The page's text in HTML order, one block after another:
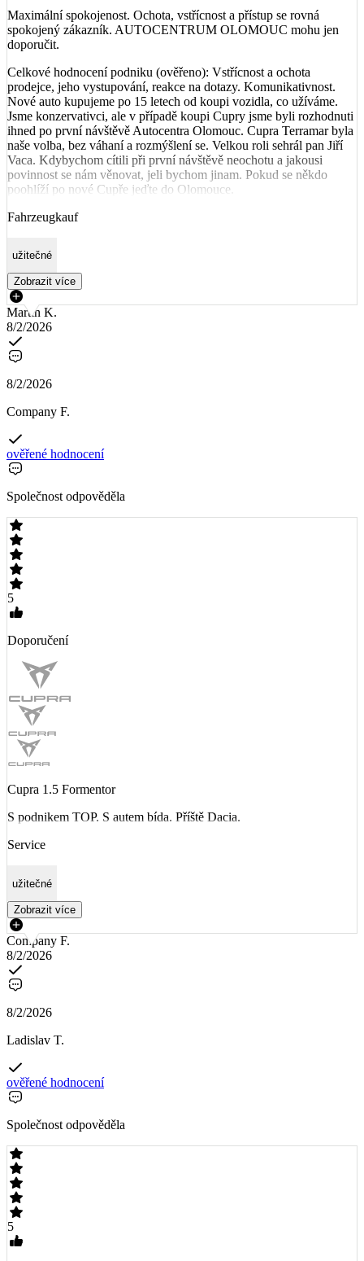
Maximální spokojenost. Ochota, vstřícnost a přístup se rovná
spokojený zákazník. AUTOCENTRUM OLOMOUC mohu jen
doporučit.
Celkové hodnocení podniku (ověřeno): Vstřícnost a ochota
prodejce, jeho vystupování, reakce na dotazy. Komunikativnost.
Nové auto kupujeme po 15 letech od koupi vozidla, co užíváme.
Jsme konzervativci, ale v případě koupi Cupry jsme byli rozhodnuti
ihned po první návštěvě Autocentra Olomouc. Cupra Terramar byla
naše volba, bez váhaní a rozmýšlení se. Velkou roli sehrál pan Jiří
Vaca. Kdybychom cítili při první návštěvě neochotu a jakousi
povinnost se nám věnovat, jeli bychom jinam. Pokud se někdo
poohlíží po nové Cupře jeďte do Olomouce.
Fahrzeugkauf
užitečné
Zobrazit více
Martin K.
8/2/2026
8/2/2026
Company F.
ověřené hodnocení
Společnost odpověděla
5
Doporučení
Cupra 1.5 Formentor
S podnikem TOP. S autem bída. Příště Dacia.
Service
užitečné
Zobrazit více
Company F.
8/2/2026
8/2/2026
Ladislav T.
ověřené hodnocení
Společnost odpověděla
5